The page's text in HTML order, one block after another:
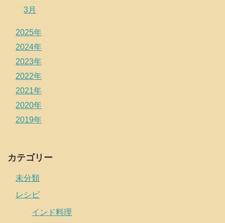
3月
2025年
2024年
2023年
2022年
2021年
2020年
2019年
カテゴリー
未分類
レシピ
インド料理